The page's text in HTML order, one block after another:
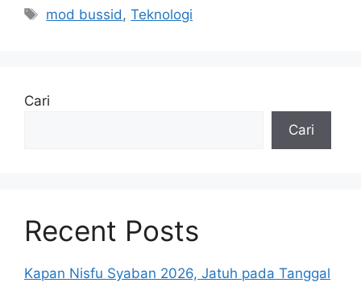
Tag
mod bussid,Teknologi
Cari
Cari
Recent Posts
Kapan Nisfu Syaban 2026, Jatuh pada Tanggal